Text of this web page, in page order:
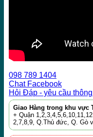
098 789 1404
Chat Facebook
Hỏi Đáp - yêu cầu
Giao Hàng trong khu vực
+ Quận
2,7,8,9, Q.Thủ đức, Q. Gò